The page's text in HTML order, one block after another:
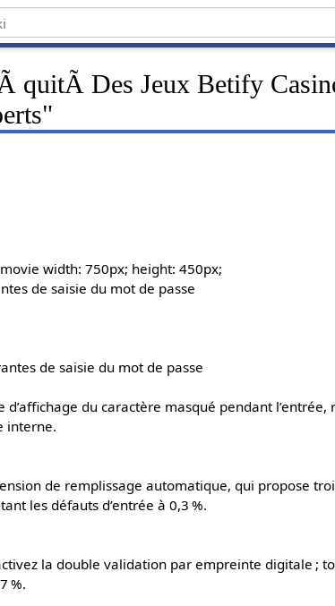
quitÃ Des Jeux Betify
width: 750px; height: 450px;
de saisie du mot de passe
de saisie du mot de passe
d’affichage du caractère masqué pendant
interne.
de remplissage automatique, qui propose
les défauts d’entrée à 0,3 %.
la double validation par empreinte digitale ;
%.